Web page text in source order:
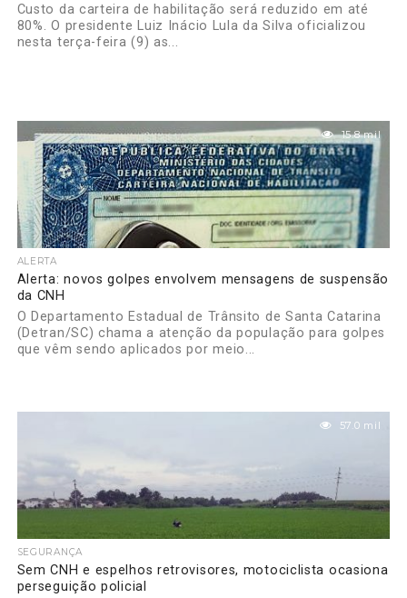
Custo da carteira de habilitação será reduzido em até
80%. O presidente Luiz Inácio Lula da Silva oficializou
nesta terça-feira (9) as...
15.8 mil
ALERTA
Alerta: novos golpes envolvem mensagens de suspensão
da CNH
O Departamento Estadual de Trânsito de Santa Catarina
(Detran/SC) chama a atenção da população para golpes
que vêm sendo aplicados por meio...
57.0 mil
SEGURANÇA
Sem CNH e espelhos retrovisores, motociclista ocasiona
perseguição policial